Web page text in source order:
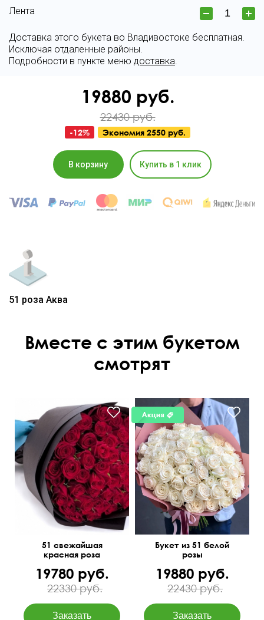
Лента
Доставка этого букета во Владивостоке бесплатная.
Исключая отдаленные районы.
Подробности в пункте меню доставка
19880 руб.
22430 руб.
-12% Экономия 2550 руб.
В корзину Купить в 1 клик
51 роза Аква
Вместе с этим букетом
смотрят
51 свежайшая
красная роза
19780 руб.
22330 руб.
Букет из 51 белой
розы
19880 руб.
22430 руб.